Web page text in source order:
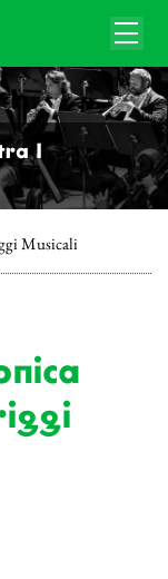
I
Musicali